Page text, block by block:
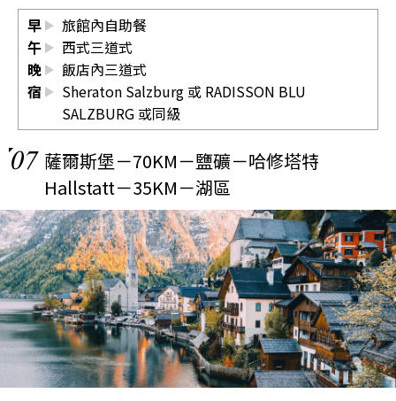
早
旅館內自助餐
午
西式三道式
晚
飯店內三道式
宿
Sheraton Salzburg 或 RADISSON BLU
SALZBURG 或同級
07 薩爾斯堡－70KM－鹽礦－哈修塔特
Hallstatt－35KM－湖區